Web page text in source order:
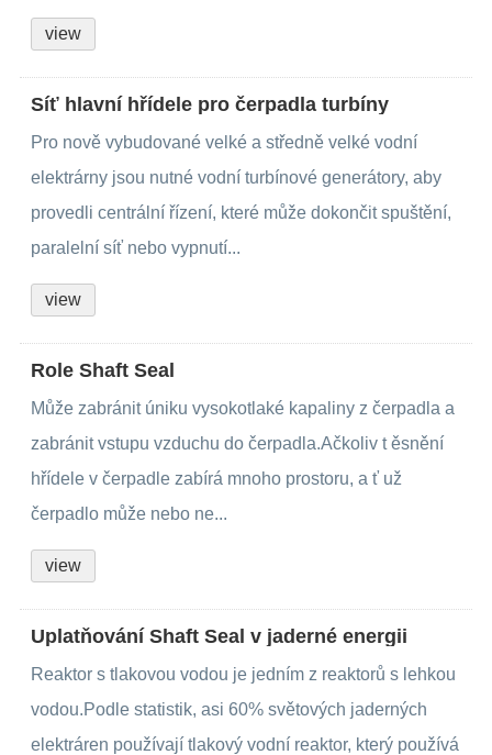
view
Síť hlavní hřídele pro čerpadla turbíny
Pro nově vybudované velké a středně velké vodní
elektrárny jsou nutné vodní turbínové generátory, aby
provedli centrální řízení, které může dokončit spuštění,
paralelní síť nebo vypnutí...
view
Role Shaft Seal
Může zabránit úniku vysokotlaké kapaliny z čerpadla a
zabránit vstupu vzduchu do čerpadla.Ačkoliv t ěsnění
hřídele v čerpadle zabírá mnoho prostoru, a ť už
čerpadlo může nebo ne...
view
Uplatňování Shaft Seal v jaderné energii
Reaktor s tlakovou vodou je jedním z reaktorů s lehkou
vodou.Podle statistik, asi 60% světových jaderných
elektráren používají tlakový vodní reaktor, který používá